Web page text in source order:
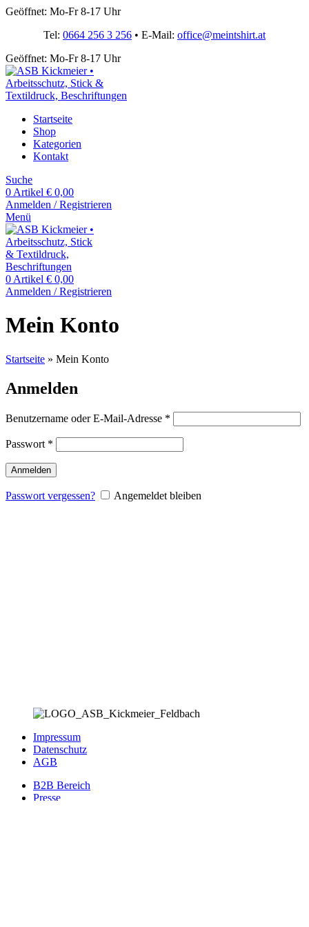
Geöffnet: Mo-Fr 8-17 Uhr
Tel: 0664 256 3 256 • E-Mail: office@meintshirt.at
Geöffnet: Mo-Fr 8-17 Uhr
Startseite
Shop
Kategorien
Kontakt
Suche
0 Artikel € 0,00
Anmelden / Registrieren
Menü
0 Artikel € 0,00
Anmelden / Registrieren
Mein Konto
Startseite » Mein Konto
Anmelden
Benutzername oder E-Mail-Adresse *
Passwort *
Anmelden
Passwort vergessen? Angemeldet bleiben
Impressum
Datenschutz
AGB
B2B Bereich
Presse